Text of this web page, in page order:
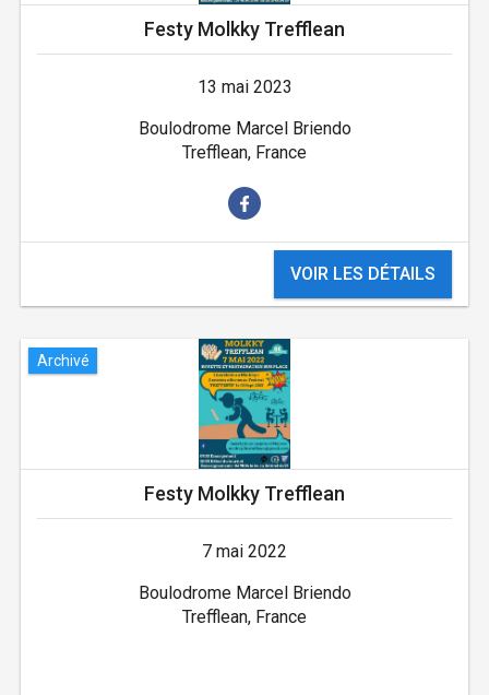
Festy Molkky Trefflean
13 mai 2023
Boulodrome Marcel Briendo
Trefflean, France
VOIR LES DÉTAILS
Archivé
Festy Molkky Trefflean
7 mai 2022
Boulodrome Marcel Briendo
Trefflean, France